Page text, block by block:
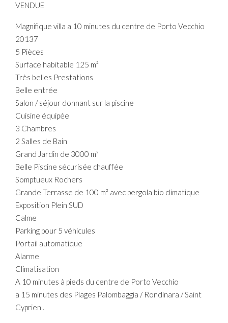
VENDUE
Magnifique villa a 10 minutes du centre de Porto Vecchio
20137
5 Pièces
Surface habitable 125 m²
Très belles Prestations
Belle entrée
Salon / séjour donnant sur la piscine
Cuisine équipée
3 Chambres
2 Salles de Bain
Grand Jardin de 3000 m²
Belle Piscine sécurisée chauffée
Somptueux Rochers
Grande Terrasse de 100 m² avec pergola bio climatique
Exposition Plein SUD
Calme
Parking pour 5 véhicules
Portail automatique
Alarme
Climatisation
A 10 minutes à pieds du centre de Porto Vecchio
a 15 minutes des Plages Palombaggia / Rondinara / Saint
Cyprien .